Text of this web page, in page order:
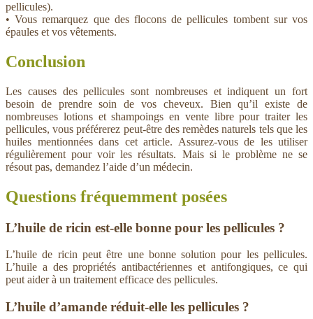
pellicules).
• Vous remarquez que des flocons de pellicules tombent sur vos
épaules et vos vêtements.
Conclusion
Les causes des pellicules sont nombreuses et indiquent un fort
besoin de prendre soin de vos cheveux. Bien qu’il existe de
nombreuses lotions et shampoings en vente libre pour traiter les
pellicules, vous préférerez peut-être des remèdes naturels tels que les
huiles mentionnées dans cet article. Assurez-vous de les utiliser
régulièrement pour voir les résultats. Mais si le problème ne se
résout pas, demandez l’aide d’un médecin.
Questions fréquemment posées
L’huile de ricin est-elle bonne pour les pellicules ?
L’huile de ricin peut être une bonne solution pour les pellicules.
L’huile a des propriétés antibactériennes et antifongiques, ce qui
peut aider à un traitement efficace des pellicules.
L’huile d’amande réduit-elle les pellicules ?